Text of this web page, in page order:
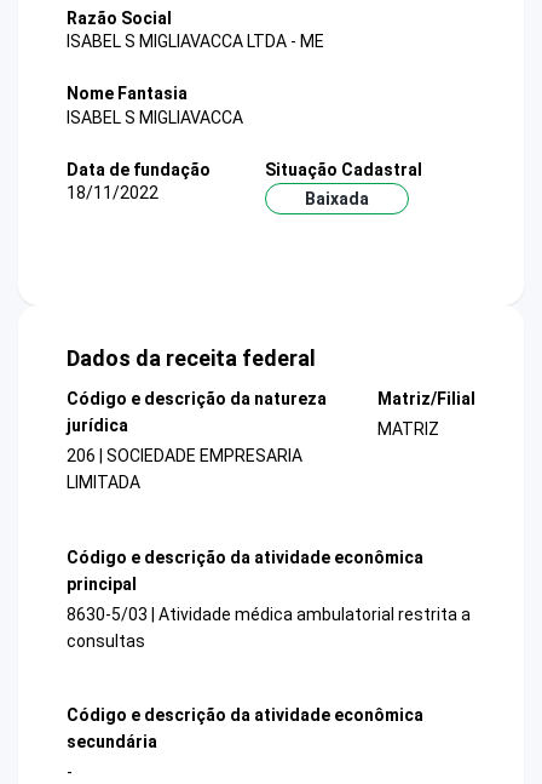
Razão Social
ISABEL S MIGLIAVACCA LTDA - ME
Nome Fantasia
ISABEL S MIGLIAVACCA
Data de fundação
18/11/2022
Situação Cadastral
Baixada
Dados da receita federal
Código e descrição da natureza
jurídica
206 | SOCIEDADE EMPRESARIA
LIMITADA
Matriz/Filial
MATRIZ
Código e descrição da atividade econômica
principal
8630-5/03 | Atividade médica ambulatorial restrita a
consultas
Código e descrição da atividade econômica
secundária
-